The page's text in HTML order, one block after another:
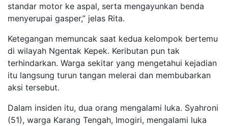
standar motor ke aspal, serta mengayunkan benda
menyerupai gasper,” jelas Rita.
Ketegangan memuncak saat kedua kelompok bertemu
di wilayah Ngentak Kepek. Keributan pun tak
terhindarkan. Warga sekitar yang mengetahui kejadian
itu langsung turun tangan melerai dan membubarkan
aksi tersebut.
Dalam insiden itu, dua orang mengalami luka. Syahroni
(51), warga Karang Tengah, Imogiri, mengalami luka